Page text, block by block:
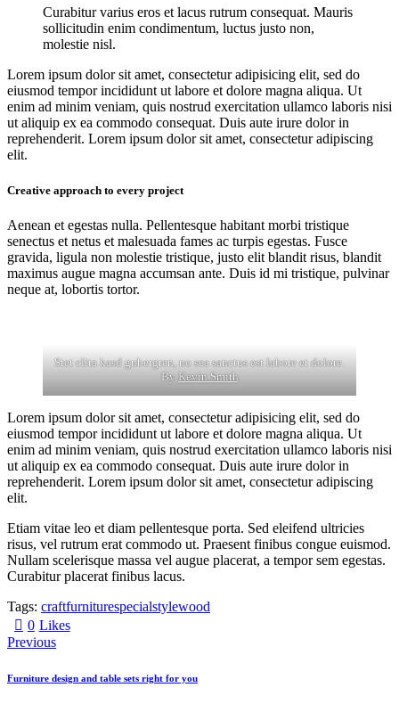
Curabitur varius eros et lacus rutrum consequat. Mauris
sollicitudin enim condimentum, luctus justo non,
molestie nisl.
Lorem ipsum dolor sit amet, consectetur adipisicing elit, sed do
eiusmod tempor incididunt ut labore et dolore magna aliqua. Ut
enim ad minim veniam, quis nostrud exercitation ullamco laboris nisi
ut aliquip ex ea commodo consequat. Duis aute irure dolor in
reprehenderit. Lorem ipsum dolor sit amet, consectetur adipiscing
elit.
Creative approach to every project
Aenean et egestas nulla. Pellentesque habitant morbi tristique
senectus et netus et malesuada fames ac turpis egestas. Fusce
gravida, ligula non molestie tristique, justo elit blandit risus, blandit
maximus augue magna accumsan ante. Duis id mi tristique, pulvinar
neque at, lobortis tortor.
Stet clita kasd gubergren, no sea sanctus est labore et dolore.
By Kevin Smith
Lorem ipsum dolor sit amet, consectetur adipisicing elit, sed do
eiusmod tempor incididunt ut labore et dolore magna aliqua. Ut
enim ad minim veniam, quis nostrud exercitation ullamco laboris nisi
ut aliquip ex ea commodo consequat. Duis aute irure dolor in
reprehenderit. Lorem ipsum dolor sit amet, consectetur adipiscing
elit.
Etiam vitae leo et diam pellentesque porta. Sed eleifend ultricies
risus, vel rutrum erat commodo ut. Praesent finibus congue euismod.
Nullam scelerisque massa vel augue placerat, a tempor sem egestas.
Curabitur placerat finibus lacus.
Tags: craftfurniturespecialstylewood
0 Likes
Previous
Furniture design and table sets right for you